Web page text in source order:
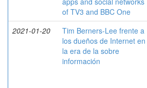
of TV3 and BBC One
2021-01-20
Tim Berners-Lee frente a
los dueños de Internet en
la era de la sobre
información